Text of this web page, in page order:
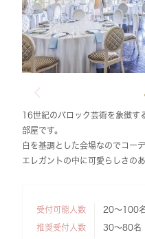
16世紀のバロック芸術を象徴す
部屋です。
白を基調とした会場なのでコー
エレガントの中に可愛らしさの
受付可能人数 20～100
推奨受付人数 30～80名